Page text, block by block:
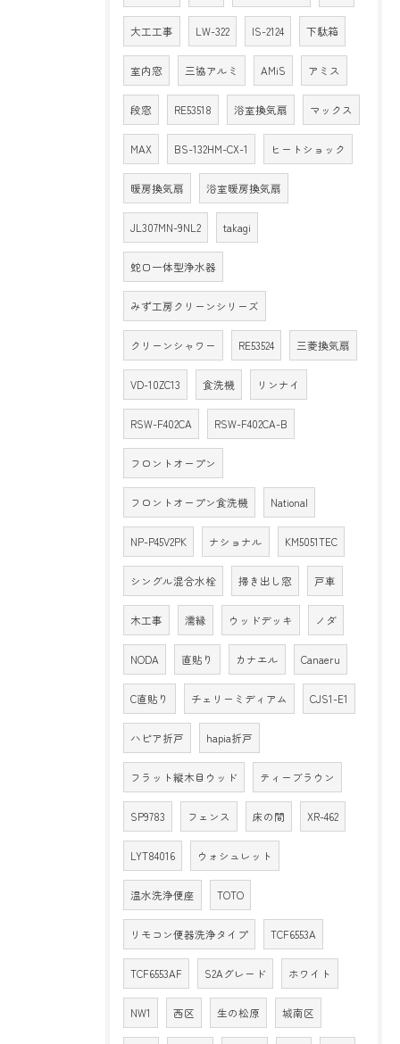
大工工事 LW-322 IS-2124 下駄箱
室内窓 三協アルミ AMiS アミス
段窓 RE53518 浴室換気扇 マックス
MAX BS-132HM-CX-1 ヒートショック
暖房換気扇 浴室暖房換気扇
JL307MN-9NL2 takagi
蛇口一体型浄水器
みず工房クリーンシリーズ
クリーンシャワー RE53524 三菱換気扇
VD-10ZC13 食洗機 リンナイ
RSW-F402CA RSW-F402CA-B
フロントオープン
フロントオープン食洗機 National
NP-P45V2PK ナショナル KM5051TEC
シングル混合水栓 掃き出し窓 戸車
木工事 濡縁 ウッドデッキ ノダ
NODA 直貼り カナエル Canaeru
C直貼り チェリーミディアム CJS1-E1
ハピア折戸 hapia折戸
フラット縦木目ウッド ティーブラウン
SP9783 フェンス 床の間 XR-462
LYT84016 ウォシュレット
温水洗浄便座 TOTO
リモコン便器洗浄タイプ TCF6553A
TCF6553AF S2Aグレード ホワイト
NW1 西区 生の松原 城南区